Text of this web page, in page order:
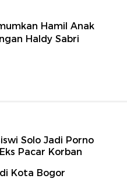
Hamil Anak
Haldy Sabri
Solo Jadi Porno
Pacar Korban
Kota Bogor